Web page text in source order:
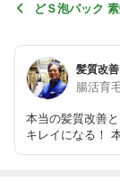
どＳ泡パック
腸活育
本当の髪質改善
キレイになる！
ロンワークと講